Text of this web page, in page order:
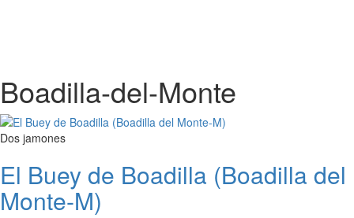
Boadilla-del-Monte
Dos jamones
El Buey de Boadilla (Boadilla del
Monte-M)